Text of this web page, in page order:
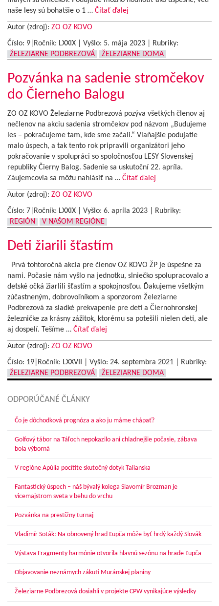
naše lesy sú bohatšie o 1 … Čítať ďalej
Autor (zdroj): ZO OZ KOVO
Číslo: 9|Ročník: LXXIX | Vyšlo: 5. mája 2023
Rubriky:
ŽELEZIARNE PODBREZOVÁ
ŽELEZIARNE DOMA
Pozvánka na sadenie stromčekov
do Čierneho Balogu
ZO OZ KOVO Železiarne Podbrezová pozýva všetkých členov aj
nečlenov na akciu sadenia stromčekov pod názvom „Budujeme
les – pokračujeme tam, kde sme začali.“ Vlaňajšie podujatie
malo úspech, a tak tento rok pripravili organizátori jeho
pokračovanie v spolupráci so spoločnosťou LESY Slovenskej
republiky Čierny Balog. Sadenie sa uskutoční 22. apríla.
Záujemcovia sa môžu nahlásiť na … Čítať ďalej
Autor (zdroj): ZO OZ KOVO
Číslo: 7|Ročník: LXXIX | Vyšlo: 6. apríla 2023
Rubriky:
REGIÓN
V NAŠOM REGIÓNE
Deti žiarili šťastím
Prvá tohtoročná akcia pre členov OZ KOVO ŽP je úspešne za
nami. Počasie nám vyšlo na jednotku, slniečko spolupracovalo a
detské očká žiarlili šťastím a spokojnosťou. Ďakujeme všetkým
zúčastneným, dobrovoľníkom a sponzorom Železiarne
Podbrezová za sladké prekvapenie pre deti a Čiernohronskej
železničke za krásny zážitok, ktorému sa potešili nielen deti, ale
aj dospelí. Tešíme … Čítať ďalej
Autor (zdroj): ZO OZ KOVO
Číslo: 19|Ročník: LXXVII | Vyšlo: 24. septembra 2021
Rubriky:
ŽELEZIARNE PODBREZOVÁ
ŽELEZIARNE DOMA
ODPORÚČANÉ ČLÁNKY
Čo je dôchodková prognóza a ako ju máme chápať?
Golfový tábor na Táľoch nepokazilo ani chladnejšie počasie, zábava
bola výborná
V regióne Apúlia pocítite skutočný dotyk Talianska
Fantastický úspech – náš bývalý kolega Slavomír Brozman je
vicemajstrom sveta v behu do vrchu
Pozvánka na prestížny turnaj
Vladimír Soták: Na obnovený hrad Ľupča môže byť hrdý každý Slovák
Výstava Fragmenty harmónie otvorila hlavnú sezónu na hrade Ľupča
Objavovanie neznámych zákutí Muránskej planiny
Železiarne Podbrezová dosiahli v projekte CPW vynikajúce výsledky